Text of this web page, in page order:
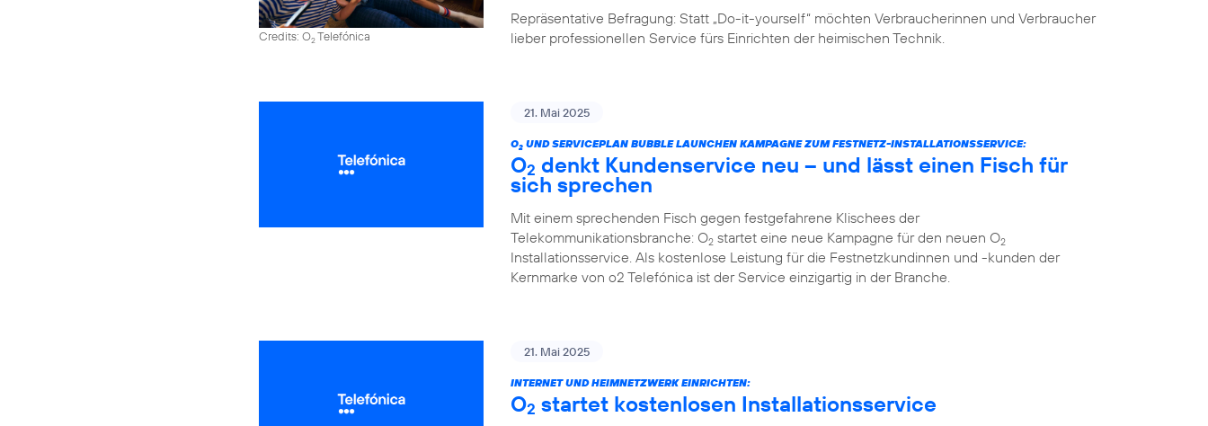
Credits: O2Telefónica
Repräsentative Befragung: Statt „Do-it-yourself“ möchten Verbraucherinnen und Verbraucher
lieber professionellen Service fürs Einrichten der heimischen Technik.
21. Mai 2025
O2 UND SERVICEPLAN BUBBLE LAUNCHEN KAMPAGNE ZUM FESTNETZ-INSTALLATIONSSERVICE:
O2 denkt Kundenservice neu – und lässt einen Fisch für
sich sprechen
Mit einem sprechenden Fisch gegen festgefahrene Klischees der
Telekommunikationsbranche: O2 startet eine neue Kampagne für den neuen O2
Installationsservice. Als kostenlose Leistung für die Festnetzkundinnen und -kunden der
Kernmarke von o2 Telefónica ist der Service einzigartig in der Branche.
21. Mai 2025
INTERNET UND HEIMNETZWERK EINRICHTEN:
O2 startet kostenlosen Installationsservice